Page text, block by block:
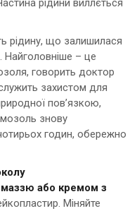
рідини виллється
рідину, що залишилася
– це
говорить доктор
захистом для
пов’язкою,
знову
годин, обережно
маззю або кремом з
Міняйте